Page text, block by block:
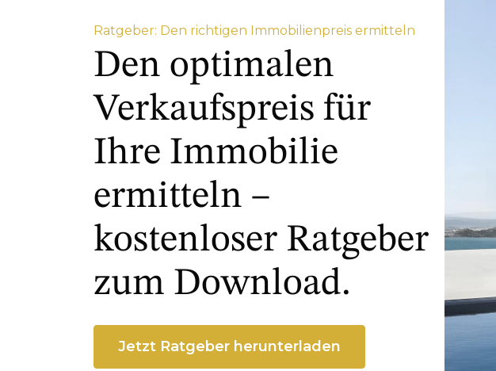
Ratgeber: Den richtigen Immobilienpreis ermitteln
Den optimalen
Verkaufspreis für
Ihre Immobilie
ermitteln –
kostenloser Ratgeber
zum Download.
Jetzt Ratgeber herunterladen